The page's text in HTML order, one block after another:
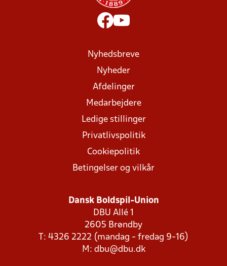
Nyhedsbreve
Nyheder
Afdelinger
Medarbejdere
Ledige stillinger
Privatlivspolitik
Cookiepolitik
Betingelser og vilkår
Dansk Boldspil-Union
DBU Allé 1
2605 Brøndby
T: 4326 2222 (mandag - fredag 9-16)
M: dbu@dbu.dk